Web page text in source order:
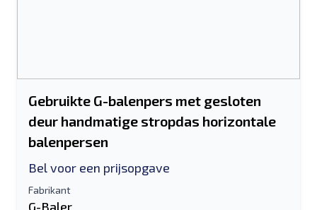
Gebruikte G-balenpers met gesloten
deur handmatige stropdas horizontale
balenpersen
Bel voor een prijsopgave
Fabrikant
G-Baler